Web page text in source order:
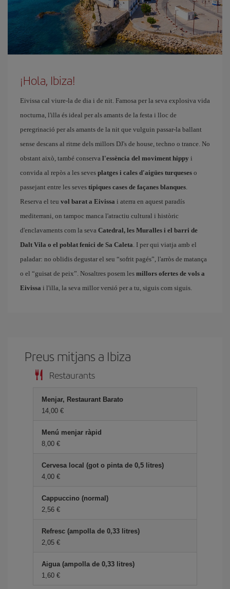
¡Hola, Ibiza!
Eivissa cal viure-la de dia i de nit. Famosa per la seva explosiva vida
nocturna, l'illa és ideal per als amants de la festa i lloc de
peregrinació per als amants de la nit que vulguin passar-la ballant
sense descans al ritme dels millors DJ's de house, techno o trance. No
obstant això, també conserva l'essència del moviment hippy i
convida al repòs a les seves platges i cales d'aigües turqueses o
passejant entre les seves típiques cases de façanes blanques.
Reserva el teu vol barat a Eivissa i aterra en aquest paradís
mediterrani, on tampoc manca l'atractiu cultural i històric
d'enclavaments com la seva Catedral, les Muralles i el barri de
Dalt Vila o el poblat fenici de Sa Caleta. I per qui viatja amb el
paladar: no oblidis degustar el seu “sofrit pagés”, l'arròs de matança
o el “guisat de peix”. Nosaltres posem les millors ofertes de vols a
Eivissa i l'illa, la seva millor versió per a tu, siguis com siguis.
Preus mitjans a Ibiza
Restaurants
Menjar, Restaurant Barato
14,00
Menú menjar ràpid
8,00
Cervesa local (got o pinta de 0,5 litres)
4,00
Cappuccino (normal)
2,56
Refresc (ampolla de 0,33 litres)
2,05
Aigua (ampolla de 0,33 litres)
1,60